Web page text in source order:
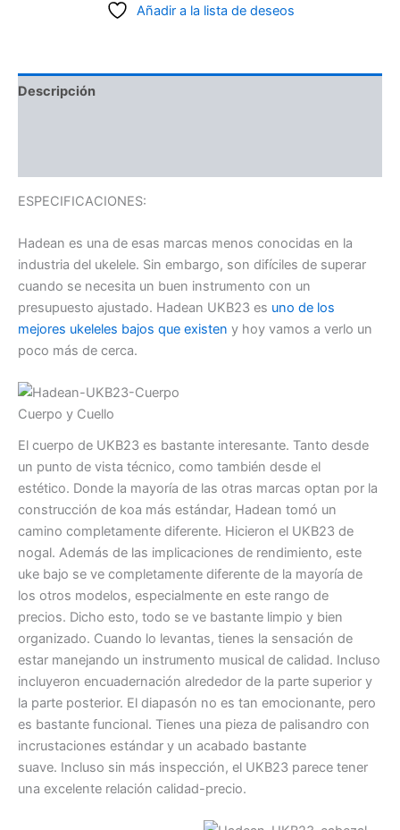
Añadir a la lista de deseos
Descripción
ESPECIFICACIONES:
Hadean es una de esas marcas menos conocidas en la
industria del ukelele. Sin embargo, son difíciles de superar
cuando se necesita un buen instrumento con un
presupuesto ajustado. Hadean UKB23 es uno de los
mejores ukeleles bajos que existen y hoy vamos a verlo un
poco más de cerca.
Cuerpo y Cuello
El cuerpo de UKB23 es bastante interesante. Tanto desde
un punto de vista técnico, como también desde el
estético. Donde la mayoría de las otras marcas optan por la
construcción de koa más estándar, Hadean tomó un
camino completamente diferente. Hicieron el UKB23 de
nogal. Además de las implicaciones de rendimiento, este
uke bajo se ve completamente diferente de la mayoría de
los otros modelos, especialmente en este rango de
precios. Dicho esto, todo se ve bastante limpio y bien
organizado. Cuando lo levantas, tienes la sensación de
estar manejando un instrumento musical de calidad. Incluso
incluyeron encuadernación alrededor de la parte superior y
la parte posterior. El diapasón no es tan emocionante, pero
es bastante funcional. Tienes una pieza de palisandro con
incrustaciones estándar y un acabado bastante
suave. Incluso sin más inspección, el UKB23 parece tener
una excelente relación calidad-precio.